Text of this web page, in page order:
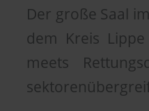
Der große Saal
dem Kreis
meets